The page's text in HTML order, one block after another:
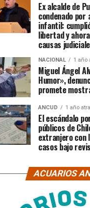
Ex alcalde de
condenado por
infantil:
libertad y
causas
NACIONAL 1 año
Miguel Ángel
Humor»,
promete
ANCUD 1 año
El escándalo
públicos de
extranjero con
casos bajo
ACUARIOS